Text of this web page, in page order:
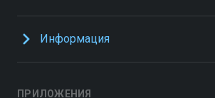
Информация
ПРИЛОЖЕНИЯ